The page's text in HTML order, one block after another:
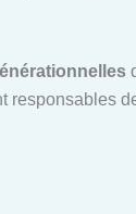
responsables